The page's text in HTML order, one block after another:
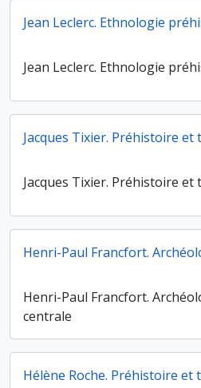
Jean Leclerc. Ethnologie
Jean Leclerc. Ethnologie
Jacques Tixier. Préhistoire et
Jacques Tixier. Préhistoire et
Henri-Paul Francfort.
Henri-Paul Francfort.
centrale
Hélène Roche. Préhistoire et